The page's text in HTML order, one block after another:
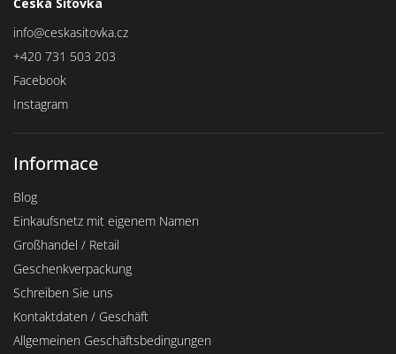
info@ceskasitovka.cz
+420 731 503 203
Facebook
Instagram
Informace
Blog
Einkaufsnetz mit eigenem Namen
Großhandel / Retail
Geschenkverpackung
Schreiben Sie uns
Kontaktdaten / Geschäft
Allgemeinen Geschäftsbedingungen